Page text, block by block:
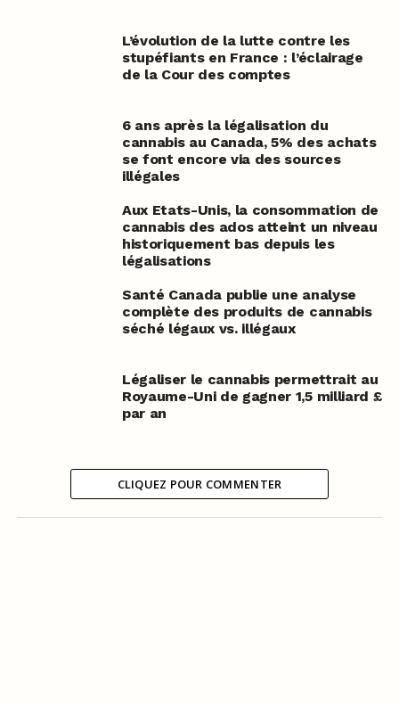
L’évolution de la lutte contre les
stupéfiants en France : l’éclairage
de la Cour des comptes
6 ans après la légalisation du
cannabis au Canada, 5% des achats
se font encore via des sources
illégales
Aux Etats-Unis, la consommation de
cannabis des ados atteint un niveau
historiquement bas depuis les
légalisations
Santé Canada publie une analyse
complète des produits de cannabis
séché légaux vs. illégaux
Légaliser le cannabis permettrait au
Royaume-Uni de gagner 1,5 milliard £
par an
CLIQUEZ POUR COMMENTER